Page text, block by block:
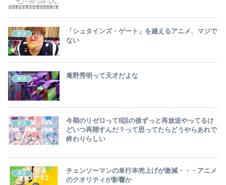
嫌儲
「シュタインズ・ゲート」を越えるアニメ、マジで
ない
嫌儲 庵野秀明って天才だよな
嫌儲
今期のリゼロって8話の後ずっと再放送やってるけ
どいつ再開すんだ？って思ってたらどうやらあれで
終わりらしい
嫌儲
チェンソーマンの単行本売上げが激減・・・アニメ
のクオリティが影響か